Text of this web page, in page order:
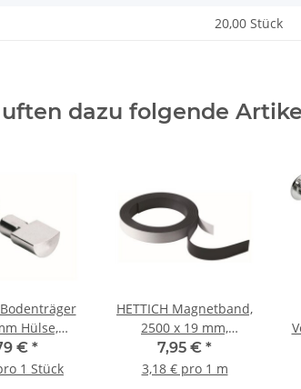
20,00 Stück
dazu folgende
Bodenträger
Hülse,
8 Stück
€ *
1 Stück
HETTICH Magnetband,
2500 x 19 mm,
selbstklebend
7,95 € *
3,18 € pro 1 m